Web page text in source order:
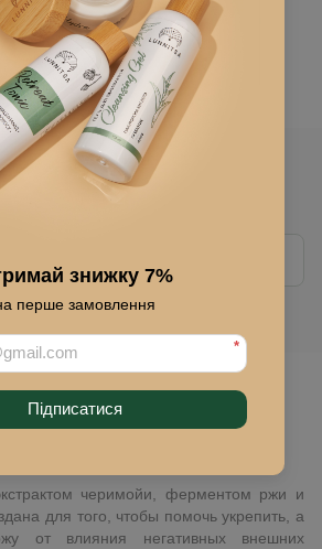
знижку 7%
перше замовлення
*
Підписатися
накопительной скидки
В избранное
черимойи, ферментом ржи и
для того, чтобы помочь укрепить, а
от влияния негативных внешних